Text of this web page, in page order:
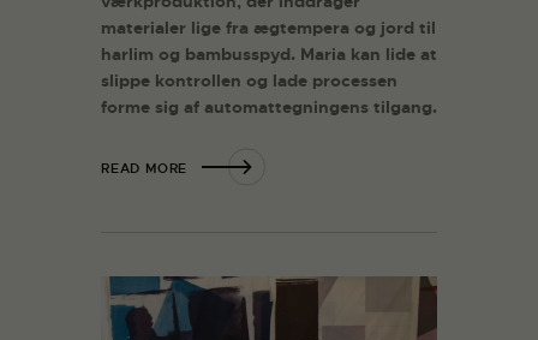
materialer lige fra ægtempera og jord til
harlim og bambusspyd. Maria kan lide at
slippe kontrollen og lade processen
forme sig af automattegningens tilgang.
READ MORE